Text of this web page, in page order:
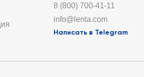
8 (800) 700-41-11
info@lenta.com
Написать в Telegram